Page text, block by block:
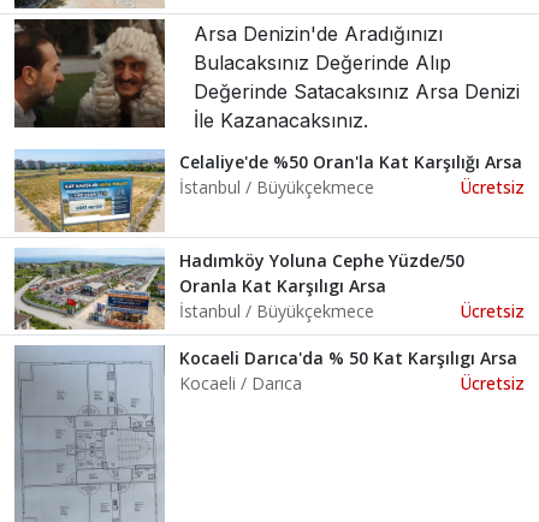
Arsa Denizin'de Aradığınızı
Bulacaksınız Değerinde Alıp
Değerinde Satacaksınız Arsa Denizi
İle Kazanacaksınız.
Celaliye'de %50 Oran'la Kat Karşılığı Arsa
İstanbul / Büyükçekmece
Ücretsiz
Hadımköy Yoluna Cephe Yüzde/50
Oranla Kat Karşılıgı Arsa
İstanbul / Büyükçekmece
Ücretsiz
Kocaeli Darıca'da % 50 Kat Karşılıgı Arsa
Kocaeli / Darıca
Ücretsiz